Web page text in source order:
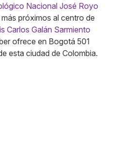
Nacional José Royo
próximos al centro de
Carlos Galán Sarmiento
ofrece en Bogotá 501
esta ciudad de Colombia.